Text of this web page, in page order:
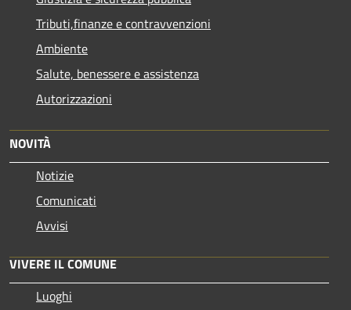
Tributi,finanze e contravvenzioni
Ambiente
Salute, benessere e assistenza
Autorizzazioni
NOVITÀ
Notizie
Comunicati
Avvisi
VIVERE IL COMUNE
Luoghi